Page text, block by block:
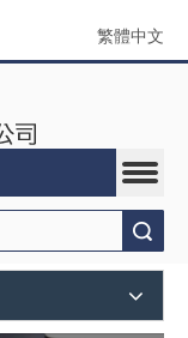
繁體中文